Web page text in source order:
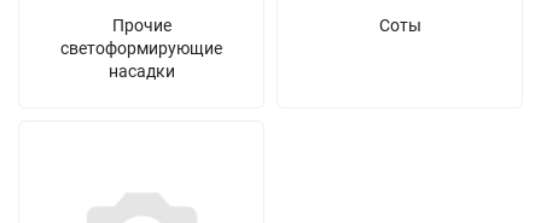
Прочие
светоформирующие
насадки
Соты